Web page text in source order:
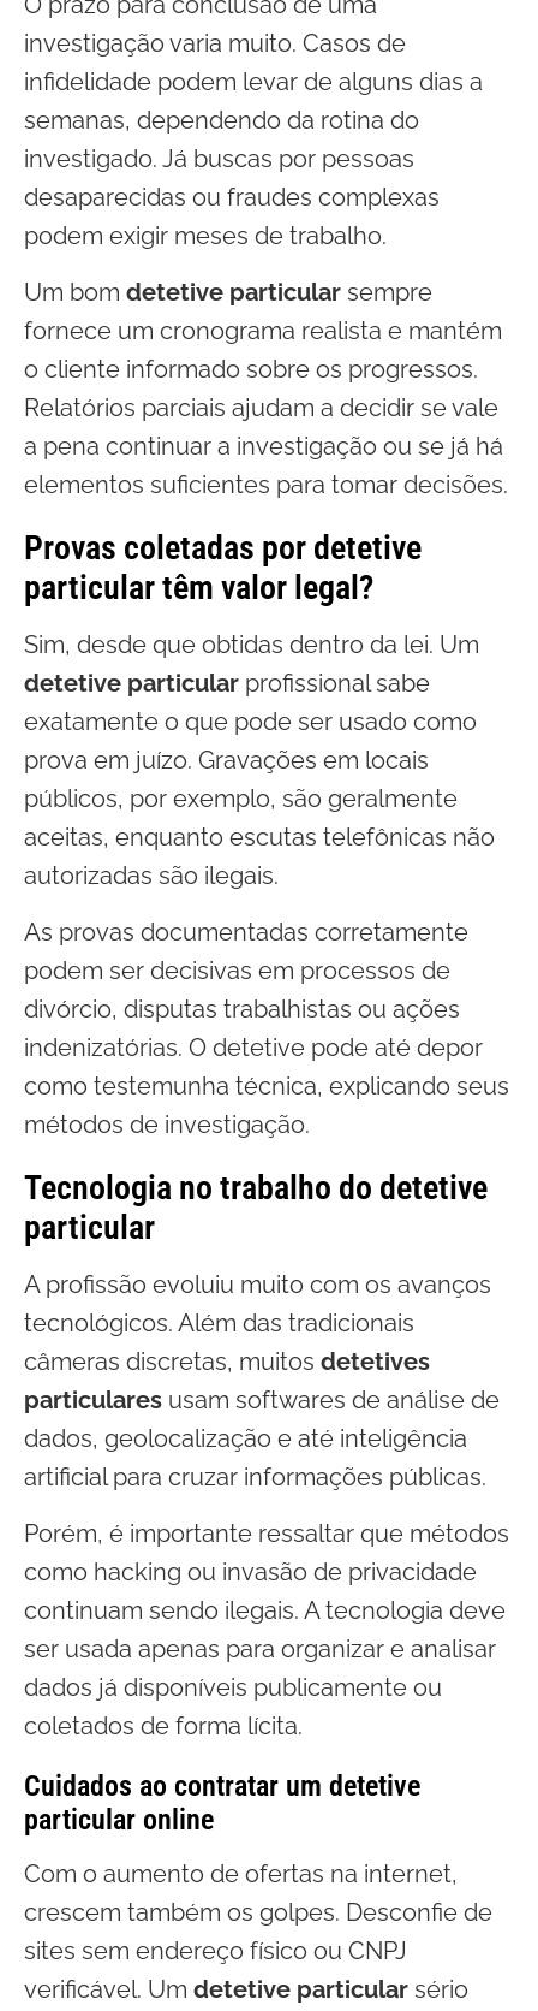
investigação varia muito. Casos de
infidelidade podem levar de alguns dias a
semanas, dependendo da rotina do
investigado. Já buscas por pessoas
desaparecidas ou fraudes complexas
podem exigir meses de trabalho.
Um bom detetive particular sempre
fornece um cronograma realista e mantém
o cliente informado sobre os progressos.
Relatórios parciais ajudam a decidir se vale
a pena continuar a investigação ou se já há
elementos suficientes para tomar decisões.
Provas coletadas por detetive
particular têm valor legal?
Sim, desde que obtidas dentro da lei. Um
detetive particular profissional sabe
exatamente o que pode ser usado como
prova em juízo. Gravações em locais
públicos, por exemplo, são geralmente
aceitas, enquanto escutas telefônicas não
autorizadas são ilegais.
As provas documentadas corretamente
podem ser decisivas em processos de
divórcio, disputas trabalhistas ou ações
indenizatórias. O detetive pode até depor
como testemunha técnica, explicando seus
métodos de investigação.
Tecnologia no trabalho do detetive
particular
A profissão evoluiu muito com os avanços
tecnológicos. Além das tradicionais
câmeras discretas, muitos detetives
particulares usam softwares de análise de
dados, geolocalização e até inteligência
artificial para cruzar informações públicas.
Porém, é importante ressaltar que métodos
como hacking ou invasão de privacidade
continuam sendo ilegais. A tecnologia deve
ser usada apenas para organizar e analisar
dados já disponíveis publicamente ou
coletados de forma lícita.
Cuidados ao contratar um detetive
particular online
Com o aumento de ofertas na internet,
crescem também os golpes. Desconfie de
sites sem endereço físico ou CNPJ
verificável. Um detetive particular sério